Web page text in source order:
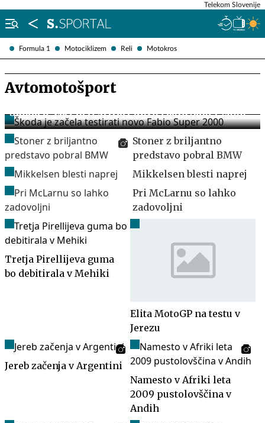
Formula 1 Motociklizem Reli Motokros
Telekom Slovenije
Avtomotošport
Škoda je začela testirati novo Fabio Super 2000
Stoner z briljantno
predstavo pobral BMW
Mikkelsen blesti naprej
Pri McLarnu so lahko
zadovoljni
Tretja Pirellijeva guma
bo debitirala v Mehiki
Elita MotoGP na testu v
Jerezu
Jereb začenja v Argentini
Namesto v Afriki leta
2009 pustolovščina v
Andih